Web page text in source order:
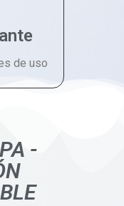
de uso
-